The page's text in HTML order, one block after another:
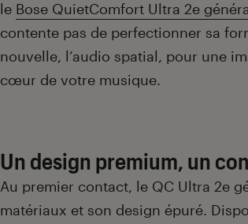
le Bose QuietComfort Ultra 2e
contente pas de perfectionner sa
nouvelle, l’audio spatial, pour une
cœur de votre musique.
Un design premium, un
Au premier contact, le QC Ultra 2e
matériaux et son design épuré.